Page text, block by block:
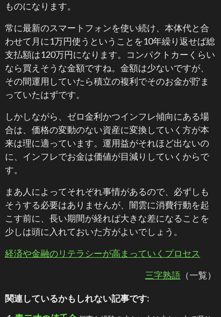
ものになります。
常に最新のスマートフォンを使い続け、本体代と合
わせて月に1万円使うということを10年繰り返せば総
支払額は120万円になります。コンパクトカーくらい
なら買えそうな金額ですね。金額は少ないですが、
その間運用していたら積立の複利でそのお金が貯ま
っていたはずです。
しかしながら、ゼロ金利かつインフレ傾向にある場
合は、価格の変動のない資産に変換していく方が本
来は理に適っています。運用益がそれほど出ないの
に、インフレでお金は価値が目減りしていくからで
す。
まあ人によってそれぞれ事情があるので、必ずしも
そうする必要はありませんが、闇雲に消費行動を起
こす前に、長い期間が経れば大きな差になることを
少しは頭に入れておいた方がよいでしょう。
経済や金融のリテラシーが高まっていくプロセス
三字熟語 （一覧）
関連しているかもしれない記事です: